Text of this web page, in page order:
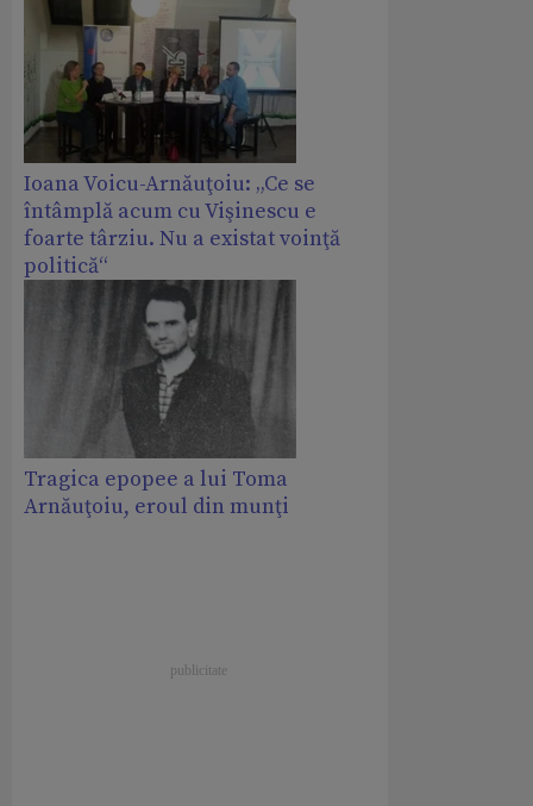
Ioana Voicu-Arnăuţoiu: „Ce se
întâmplă acum cu Vişinescu e
foarte târziu. Nu a existat voinţă
politică“
Tragica epopee a lui Toma
Arnăuţoiu, eroul din munţi